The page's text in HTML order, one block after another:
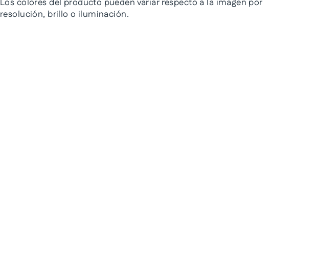
Los colores del producto pueden variar respecto a la imagen por
resolución, brillo o iluminación.